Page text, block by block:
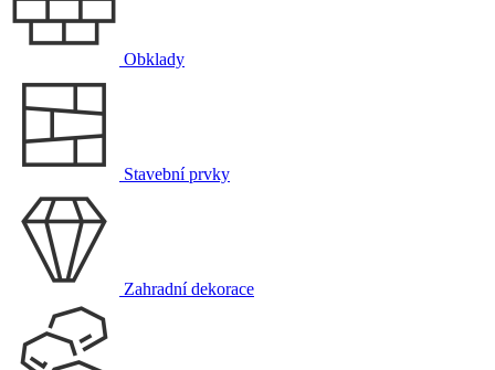
Obklady
Stavební prvky
Zahradní dekorace